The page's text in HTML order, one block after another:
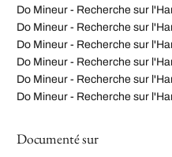
Do Mineur - Recherche sur
Do Mineur - Recherche sur
Do Mineur - Recherche sur
Do Mineur - Recherche sur
Do Mineur - Recherche sur
Do Mineur - Recherche sur
Documenté sur